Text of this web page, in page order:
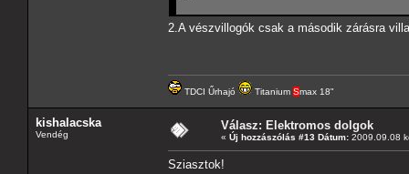
2.A vészvillogók csak a második zárásra
TDCI Űrhajó Titanium Smax 18"
kishalacska
Vendég
Válasz: Elektromos dolgok
« Új hozzászólás #13 Dátum: 2009.09.08
Sziasztok!